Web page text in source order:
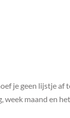
je geen lijstje af
week maand en het